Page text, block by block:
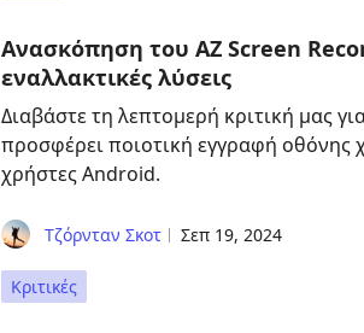
Ανασκόπηση του AZ Screen
εναλλακτικές λύσεις
Διαβάστε τη λεπτομερή κριτική μας
προσφέρει ποιοτική εγγραφή οθόνης
χρήστες Android.
Τζόρνταν Σκοτ Σεπ 19, 2024
Κριτικές